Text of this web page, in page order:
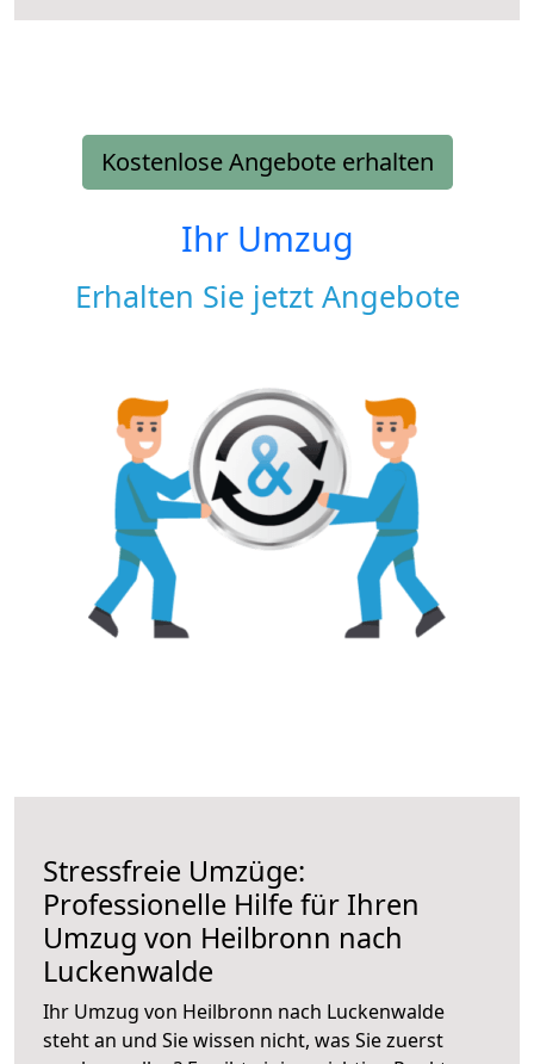
Kostenlose Angebote erhalten
Ihr Umzug
Erhalten Sie jetzt Angebote
Stressfreie Umzüge:
Professionelle Hilfe für Ihren
Umzug von Heilbronn nach
Luckenwalde
Ihr Umzug von Heilbronn nach Luckenwalde
steht an und Sie wissen nicht, was Sie zuerst